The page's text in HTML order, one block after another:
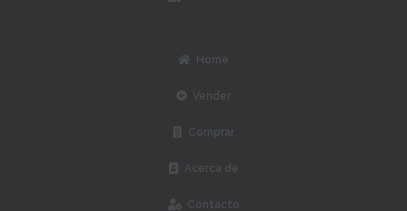
Home
Vender
Comprar
Acerca de
Contacto